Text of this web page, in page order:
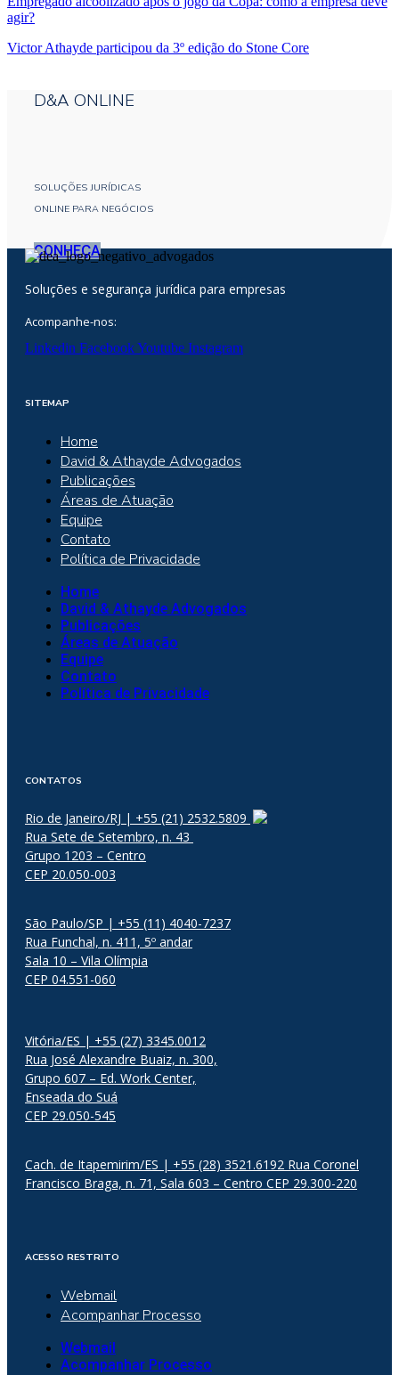
agir?
Victor Athayde participou da 3º edição do Stone Core
D&A ONLINE
SOLUÇÕES JURÍDICAS
ONLINE PARA NEGÓCIOS
CONHEÇA
Soluções e segurança jurídica para empresas
Acompanhe-nos:
Linkedin FacebookYoutube Instagram
SITEMAP
Home
David & Athayde Advogados
Publicações
Áreas de Atuação
Equipe
Contato
Política de Privacidade
Home
David & Athayde Advogados
Publicações
Áreas de Atuação
Equipe
Contato
Política de Privacidade
CONTATOS
Rio de Janeiro/RJ | +55 (21) 2532.5809
Rua Sete de Setembro, n. 43
Grupo 1203 – Centro
CEP 20.050-003
São Paulo/SP | +55 (11) 4040-7237
Rua Funchal, n. 411, 5º andar
Sala 10 – Vila Olímpia
CEP 04.551-060
Vitória/ES | +55 (27) 3345.0012
Rua José Alexandre Buaiz, n. 300,
Grupo 607 – Ed. Work Center,
Enseada do Suá
CEP 29.050-545
Cach. de Itapemirim/ES | +55 (28) 3521.6192 Rua Coronel
Francisco Braga, n. 71, Sala 603 – Centro CEP 29.300-220
ACESSO RESTRITO
Webmail
Acompanhar Processo
Webmail
Acompanhar Processo